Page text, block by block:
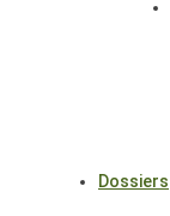
Dossiers